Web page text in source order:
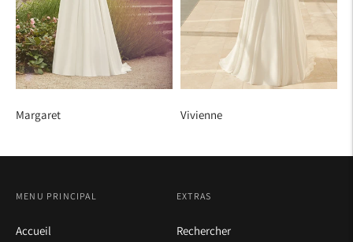
Margaret Vivienne
MENU PRINCIPAL
Accueil
EXTRAS
Rechercher